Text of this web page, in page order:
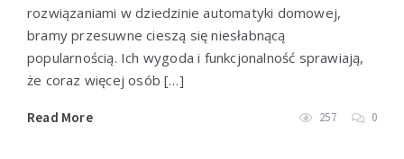
rozwiązaniami w dziedzinie automatyki domowej,
bramy przesuwne cieszą się niesłabnącą
popularnością. Ich wygoda i funkcjonalność sprawiają,
że coraz więcej osób […]
Read More 257 0